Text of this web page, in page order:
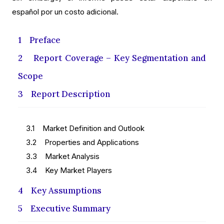
español por un costo adicional.
1 Preface
2 Report Coverage – Key Segmentation and
Scope
3 Report Description
3.1 Market Definition and Outlook
3.2 Properties and Applications
3.3 Market Analysis
3.4 Key Market Players
4 Key Assumptions
5 Executive Summary